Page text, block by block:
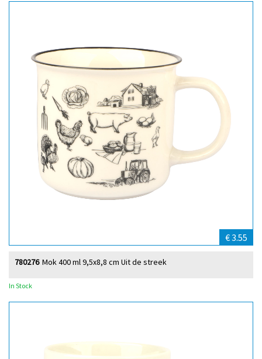
€ 3.55
Mok 400 ml 9,5x8,8 cm Uit de streek
780276
In Stock